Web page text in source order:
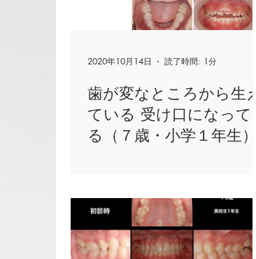
歯が変なところから生え
ている 受け口になって
る（７歳・小学１年生）
2020年10月14日 読了時間: 1分